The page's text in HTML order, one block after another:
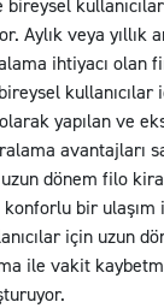
Aylık veya yıllık
ihtiyacı olan
kullanıcılar
yapılan ve
avantajları
dönem filo
bir ulaşım
için uzun
ile vakit